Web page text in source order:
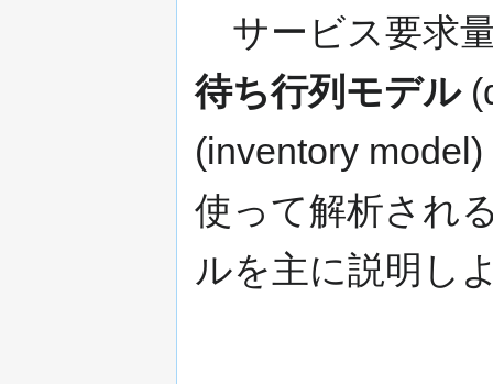
サービス要求
待ち行列モデル
(inventory model)
使って解析され
ルを主に説明し